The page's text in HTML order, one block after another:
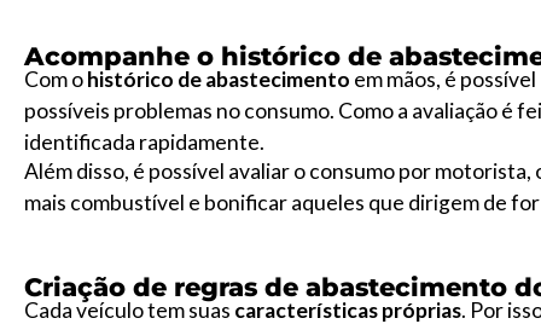
Acompanhe o histórico de
Com ohistórico de abastecimento em mãos, é
possíveis problemas no consumo. Como a avaliação é
identificada rapidamente.
Além disso, é possível avaliar o consumo por
mais combustível e bonificar aqueles que dirigem de
Criação de regras de abastecimento
Cada veículo tem suas características próprias. Por